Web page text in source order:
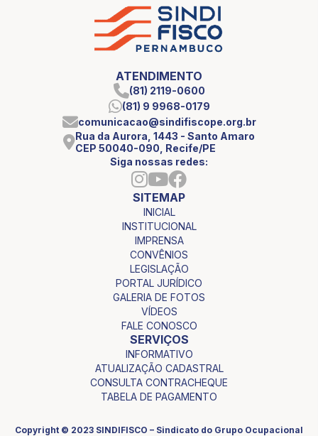
ATENDIMENTO
(81) 2119-0600
(81) 9 9968-0179
comunicacao@sindifiscope.org.br
Rua da Aurora, 1443 - Santo Amaro
CEP 50040-090, Recife/PE
Siga nossas redes:
SITEMAP
INICIAL
INSTITUCIONAL
IMPRENSA
CONVÊNIOS
LEGISLAÇÃO
PORTAL JURÍDICO
GALERIA DE FOTOS
VÍDEOS
FALE CONOSCO
SERVIÇOS
INFORMATIVO
ATUALIZAÇÃO CADASTRAL
CONSULTA CONTRACHEQUE
TABELA DE PAGAMENTO
Copyright © 2023 SINDIFISCO – Sindicato do Grupo Ocupacional